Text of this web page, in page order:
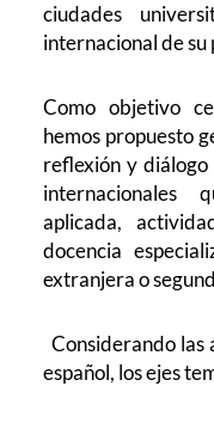
ciudades
internacional de
Como objetivo
hemos propuesto
reflexión y
internacionales
aplicada,
docencia
extranjera o
Considerando las
español, los ejes